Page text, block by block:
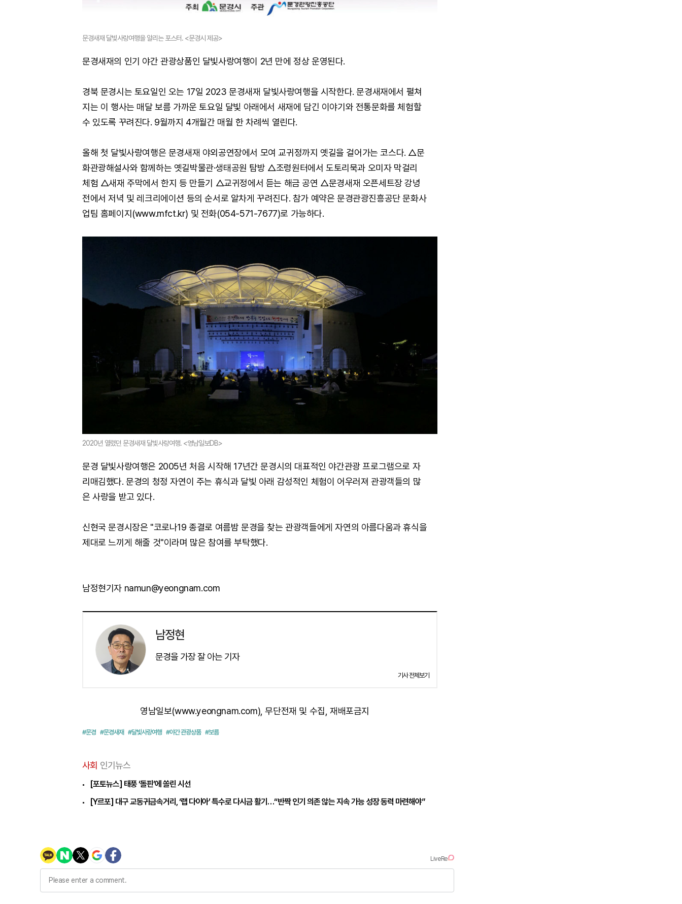
문경새재 달빛사랑여행을 알리는 포스터. <문경시 제공>
문경새재의 인기 야간 관광상품인 달빛사랑여행이 2년 만에 정상 운영된다.
경북 문경시는 토요일인 오는 17일 2023 문경새재 달빛사랑여행을 시작한다. 문경새재에서 펼쳐
지는 이 행사는 매달 보름 가까운 토요일 달빛 아래에서 새재에 담긴 이야기와 전통문화를 체험할
수 있도록 꾸려진다. 9월까지 4개월간 매월 한 차례씩 열린다.
올해 첫 달빛사랑여행은 문경새재 야외공연장에서 모여 교귀정까지 옛길을 걸어가는 코스다. △문
화관광해설사와 함께하는 옛길박물관·생태공원 탐방 △조령원터에서 도토리묵과 오미자 막걸리
체험 △새재 주막에서 한지 등 만들기 △교귀정에서 듣는 해금 공연 △문경새재 오픈세트장 강녕
전에서 저녁 및 레크리에이션 등의 순서로 알차게 꾸려진다. 참가 예약은 문경관광진흥공단 문화사
업팀 홈페이지(www.mfct.kr) 및 전화(054-571-7677)로 가능하다.
2020년 열렸던 문경새재 달빛사랑여행. <영남일보DB>
문경 달빛사랑여행은 2005년 처음 시작해 17년간 문경시의 대표적인 야간관광 프로그램으로 자
리매김했다. 문경의 청정 자연이 주는 휴식과 달빛 아래 감성적인 체험이 어우러져 관광객들의 많
은 사랑을 받고 있다.
신현국 문경시장은 "코로나19 종결로 여름밤 문경을 찾는 관광객들에게 자연의 아름다움과 휴식을
제대로 느끼게 해줄 것"이라며 많은 참여를 부탁했다.
남정현기자 namun@yeongnam.com
남정현
문경을 가장 잘 아는 기자
기사 전체보기
영남일보(www.yeongnam.com), 무단전재 및 수집, 재배포금지
#문경 #문경새재 #달빛사랑여행 #야간 관광상품 #보름
사회 인기뉴스
[포토뉴스] 태풍 ‘돌핀’에 쏠린 시선
[Y르포] 대구 교동귀금속거리, ‘랩 다이아’ 특수로 다시금 활기…“반짝 인기 의존 않는 지속 가능 성장 동력 마련해야”